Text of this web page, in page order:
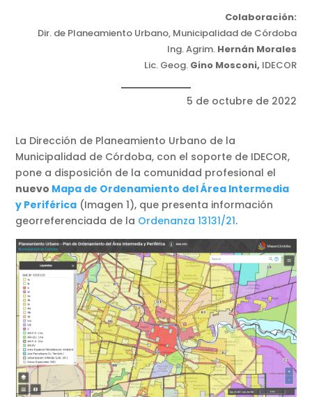
Colaboración:
Dir. de Planeamiento Urbano, Municipalidad de Córdoba
Ing. Agrim. Hernán Morales
Lic. Geog. Gino Mosconi, IDECOR
5 de octubre de 2022
La Dirección de Planeamiento Urbano de la
Municipalidad de Córdoba, con el soporte de IDECOR,
pone a disposición de la comunidad profesional el
nuevo Mapa de Ordenamiento del Área Intermedia
y Periférica (Imagen 1), que presenta información
georreferenciada de la Ordenanza 13131/21.